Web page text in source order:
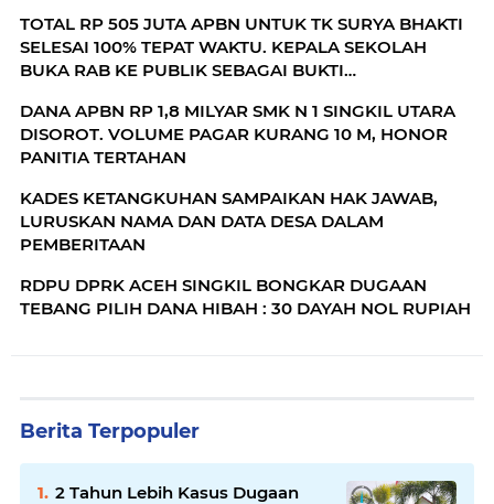
TOTAL RP 505 JUTA APBN UNTUK TK SURYA BHAKTI
SELESAI 100% TEPAT WAKTU. KEPALA SEKOLAH
BUKA RAB KE PUBLIK SEBAGAI BUKTI
DANA APBN RP 1,8 MILYAR SMK N 1 SINGKIL UTARA
DISOROT. VOLUME PAGAR KURANG 10 M, HONOR
PANITIA TERTAHAN
KADES KETANGKUHAN SAMPAIKAN HAK JAWAB,
LURUSKAN NAMA DAN DATA DESA DALAM
PEMBERITAAN
RDPU DPRK ACEH SINGKIL BONGKAR DUGAAN
TEBANG PILIH DANA HIBAH : 30 DAYAH NOL RUPIAH
Berita Terpopuler
2 Tahun Lebih Kasus Dugaan